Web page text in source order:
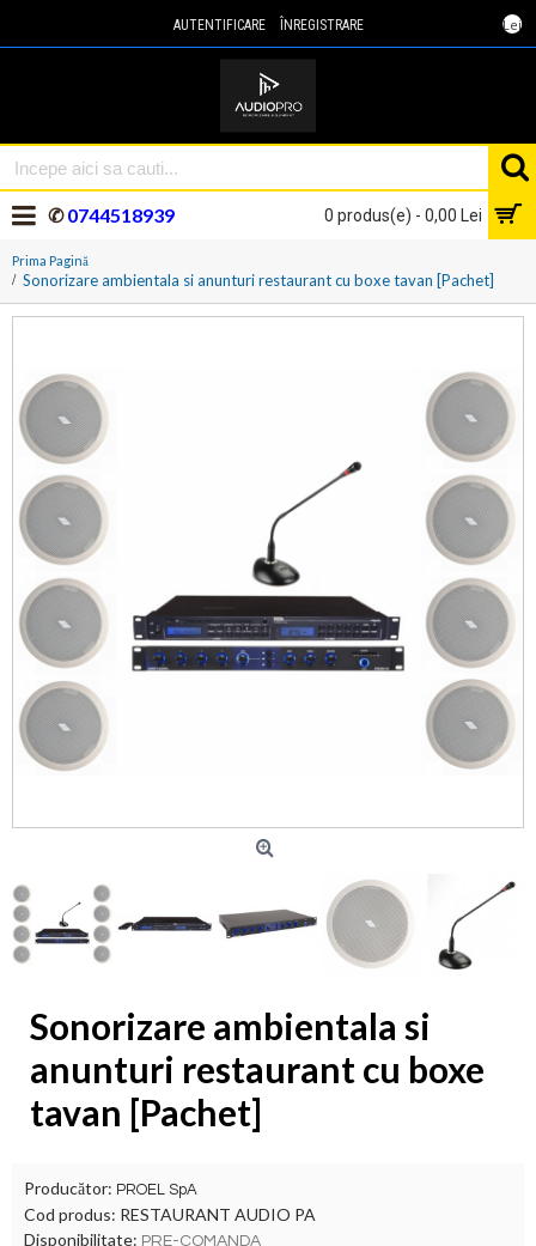
Lei
AUTENTIFICARE ÎNREGISTRARE
0 produs(e) - 0,00 Lei
✆0744518939
Prima Pagină
Sonorizare ambientala si anunturi restaurant cu boxe tavan [Pachet]
Sonorizare ambientala si
anunturi restaurant cu boxe
tavan [Pachet]
Producător: PROEL SpA
Cod produs: RESTAURANT AUDIO PA
Disponibilitate: PRE-COMANDA